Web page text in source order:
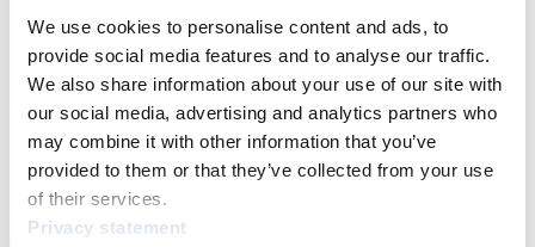
We use cookies to personalise content and ads, to
provide social media features and to analyse our traffic.
We also share information about your use of our site with
our social media, advertising and analytics partners who
may combine it with other information that you’ve
provided to them or that they’ve collected from your use
of their services.
Privacy statement
Für Nationale Verbände
Hier können Sie sich über allgemeine Neuigkeiten informieren, das
aktuelle Regelwerk sowie Richtlinien zu Wettkämpfen, Anti-Doping
und Fairplay nachlesen, auf Athletenbiographien zugreifen,
Ausschreibungen für Wettkämpfe herunterladen, sowie auf die
Mitgliedersektion zugreifen.
>> Weiter